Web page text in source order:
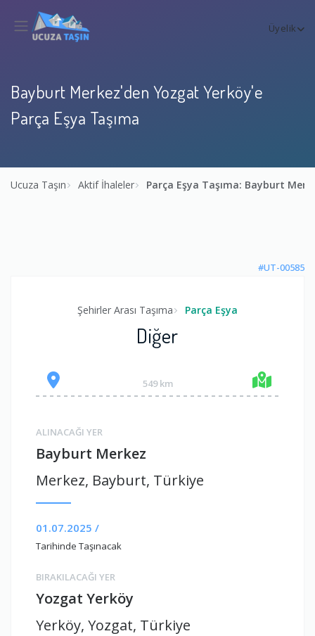
Üyelik
Bayburt Merkez'den Yozgat Yerköy'e
Parça Eşya Taşıma
Ucuza Taşın Aktif İhaleler Parça Eşya Taşıma: Bayburt
#UT-00585
Şehirler Arası Taşıma Parça Eşya
Diğer
549 km
ALINACAĞI YER
Bayburt Merkez
Merkez, Bayburt, Türkiye
01.07.2025 /
Tarihinde Taşınacak
BIRAKILACAĞI YER
Yozgat Yerköy
Yerköy, Yozgat, Türkiye